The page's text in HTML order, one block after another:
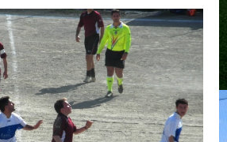
Akron
Savoca
–
ForzaD’AgròScifì:
0-
0